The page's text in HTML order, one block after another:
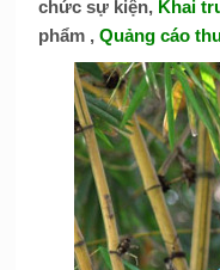
chức sự kiện, Khai
phẩm , Quảng cáo